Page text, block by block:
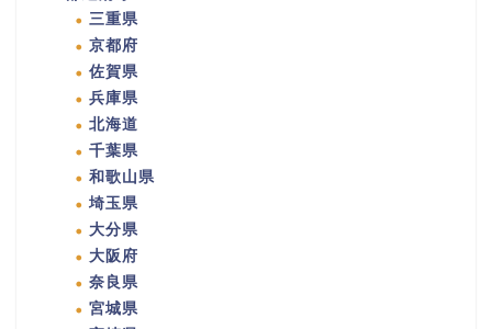
三重県
京都府
佐賀県
兵庫県
北海道
千葉県
和歌山県
埼玉県
大分県
大阪府
奈良県
宮城県